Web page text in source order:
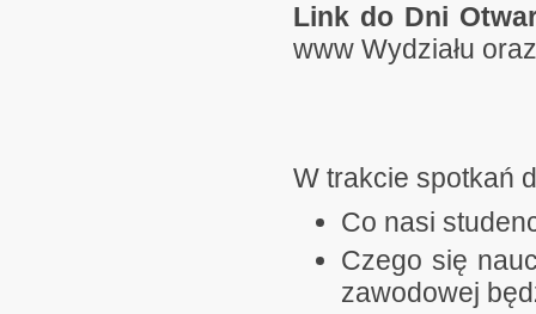
Link do Dni
www Wydziału
W trakcie spotkań
Co nasi
Czego się
zawodowej